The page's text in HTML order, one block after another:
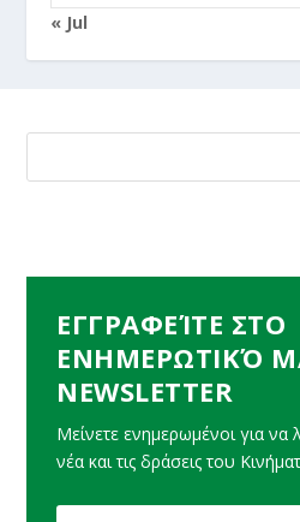
« Jul
ΕΓΓΡΑΦΕΊΤΕ ΣΤΟ
ΕΝΗΜΕΡΩΤΙΚΌ
NEWSLETTER
Μείνετε ενημερωμένοι για να
νέα και τις δράσεις του